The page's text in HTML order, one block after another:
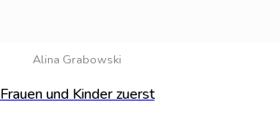
Alina Grabowski
Frauen und Kinder zuerst